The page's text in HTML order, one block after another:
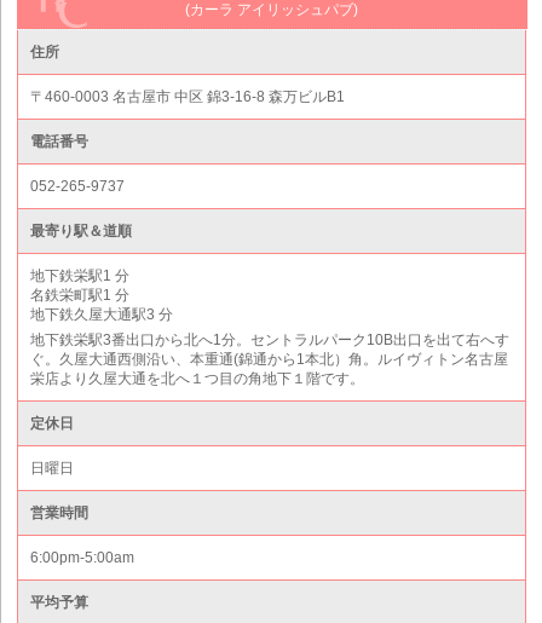
(カーラ アイリッシュパブ)
住所
〒460-0003 名古屋市 中区 錦3-16-8 森万ビルB1
電話番号
052-265-9737
最寄り駅＆道順
地下鉄栄駅1 分
名鉄栄町駅1 分
地下鉄久屋大通駅3 分
地下鉄栄駅3番出口から北へ1分。セントラルパーク10B出口を出て右へす
ぐ。久屋大通西側沿い、本重通(錦通から1本北）角。ルイヴィトン名古屋
栄店より久屋大通を北へ１つ目の角地下１階です。
定休日
日曜日
営業時間
6:00pm-5:00am
平均予算